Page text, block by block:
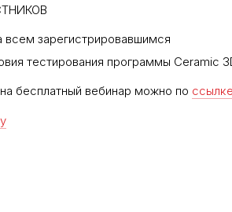
зарегистрировавшимся
тестирования программы Ceramic
на бесплатный вебинар можно по ссылке